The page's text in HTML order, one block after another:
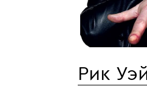
Рик